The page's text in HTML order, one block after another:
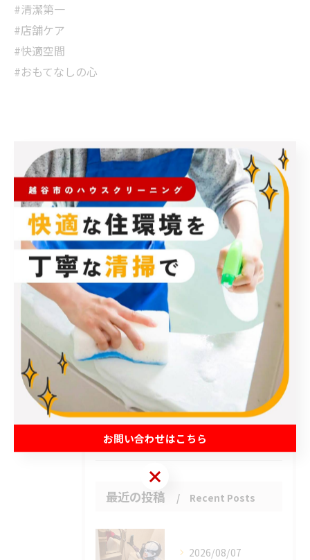
#清潔第一
#店舗ケア
#快適空間
#おもてなしの心
< 前のページ 一覧に戻る 次のページ >
カテゴリー Categories
全てのカテゴリー
エアコン
春日部市のハウスクリーニング
草加市のハウスクリーニング
松伏町のハウスクリーニング
吉川市のハウスクリーニング
お客様の声
最近の投稿 Recent Posts
2026/08/07
お問い合わせはこちら
お問い合わせはこちら